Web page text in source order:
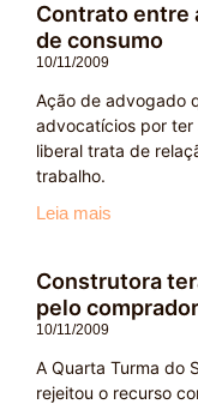
Contrato entre
de consumo
10/11/2009
Ação de advogado
advocatícios por
liberal trata de
trabalho.
Leia mais
Construtora
pelo
10/11/2009
A Quarta Turma do
rejeitou o recurso